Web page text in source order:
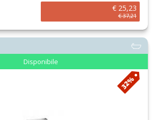
al carrello € 25,23
€ 37,21
Disponibile
32%